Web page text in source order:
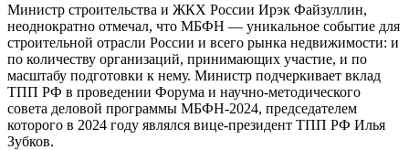
Министр строительства и ЖКХ России Ирэк Файзуллин,
неоднократно отмечал, что МБФН — уникальное событие для
строительной отрасли России и всего рынка недвижимости: и
по количеству организаций, принимающих участие, и по
масштабу подготовки к нему. Министр подчеркивает вклад
ТПП РФ в проведении Форума и научно-методического
совета деловой программы МБФН-2024, председателем
которого в 2024 году являлся вице-президент ТПП РФ Илья
Зубков.